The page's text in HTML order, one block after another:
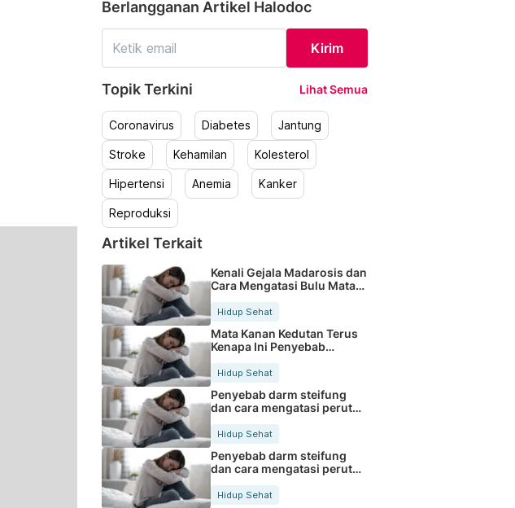
Berlangganan Artikel Halodoc
Kirim
Topik Terkini Lihat Semua
Coronavirus Diabetes Jantung
Stroke Kehamilan Kolesterol
Hipertensi Anemia Kanker
Reproduksi
Artikel Terkait
Kenali Gejala Madarosis dan
Cara Mengatasi Bulu Mata
Hidup Sehat
Mata Kanan Kedutan Terus
Kenapa Ini Penyebab
Hidup Sehat
Penyebab darm steifung
dan cara mengatasi perut
Hidup Sehat
Penyebab darm steifung
dan cara mengatasi perut
Hidup Sehat